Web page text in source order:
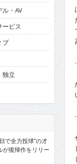
・AV
ービス
ブ
独立
で全力投球”の才
が復帰作をリリー